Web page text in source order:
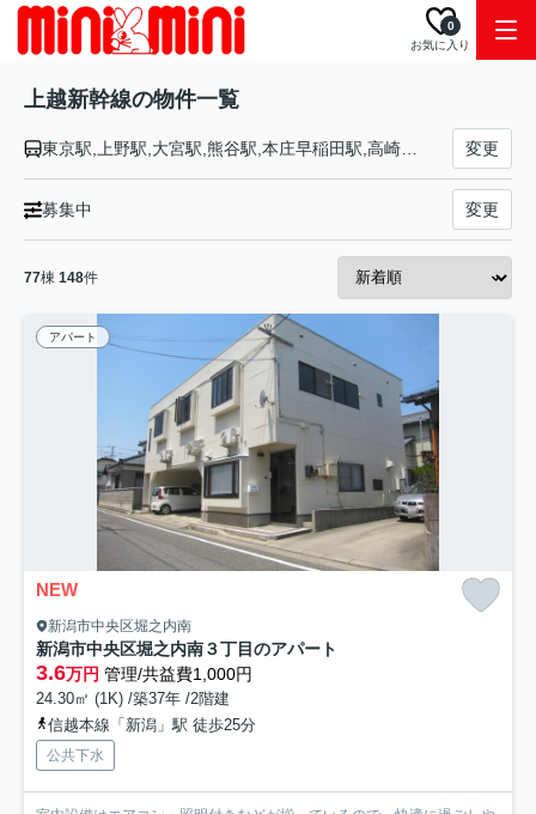
お気に入り
0
上越新幹線の物件一覧
変更
募集中 変更
77棟 148件
アパート
NEW
新潟市中央区堀之内南
新潟市中央区堀之内南３丁目のアパート
3.6万円 管理/共益費1,000円
24.30㎡ (1K) /築37年 /2階建
信越本線「新潟」駅 徒歩25分
公共下水